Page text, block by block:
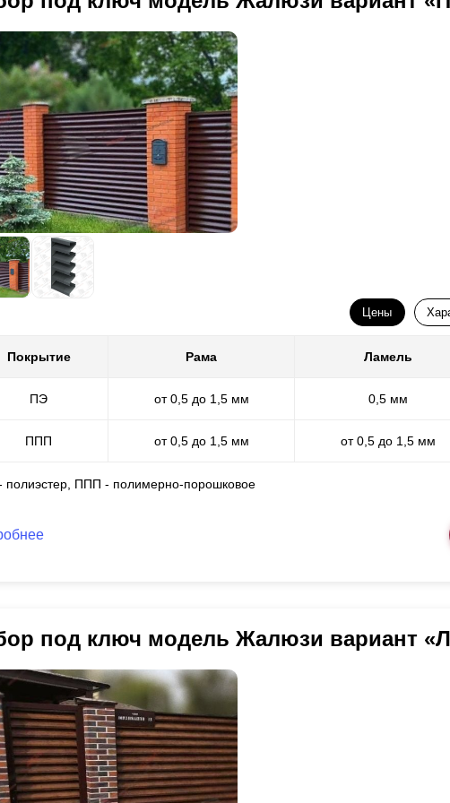
Цены
Покрытие Рама Ламель
ПЭ от 0,5 до 1,5 мм 0,5 мм
ППП от 0,5 до 1,5 мм от 0,5 до 1,5 мм
полиэстер, ППП - полимерно-порошковое
под ключ модель Жалюзи вариант